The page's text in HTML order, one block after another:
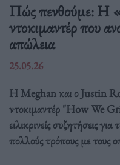
Πώς πενθούμε: Η
ντοκιμαντέρ που
απώλεια
25.05.26
Η Meghan και ο Justin
ντοκιμαντέρ "How We
ειλικρινείς συζητήσεις
πολλούς τρόπους με τους